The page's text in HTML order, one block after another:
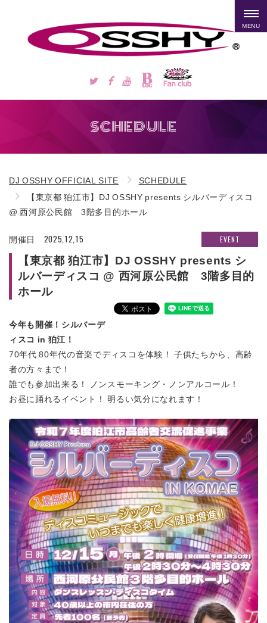
MENU
SCHEDULE
DJ OSSHY OFFICIAL SITE
SCHEDULE
【東京都 狛江市】DJ OSSHY presents シルバーディスコ
@ 西河原公民館 3階多目的ホール
開催日 2025,12,15 EVENT
【東京都 狛江市】DJ OSSHY presents シ
ルバーディスコ @ 西河原公民館 3階多目的
ホール
今年も開催！シルバーデ
ィスコ in 狛江！
70年代 80年代の音楽でディスコを体験！ 子供たちから、高齢
者の方々まで！
誰でも参加出来る！ ノンスモーキング・ノンアルコール！
お昼に踊れるイベント！ 明るい気分になれます！